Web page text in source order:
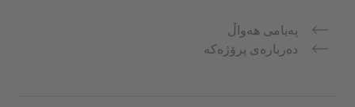
پەیامی هەواڵ
دەربارەی پرۆژەکە